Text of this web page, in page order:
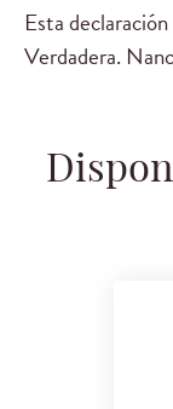
Esta
Verdadera.